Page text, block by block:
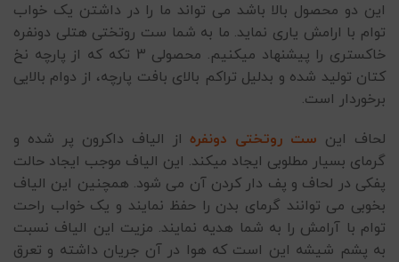
این دو محصول بالا باشد می تواند ما را در داشتن یک خواب
توام با ارامش یاری نماید. ما به شما ست روتختی هتلی دونفره
خاکستری را پیشنهاد میکنیم. محصولی 3 تکه که از پارچه نخ
کتان تولید شده و بدلیل تراکم بالای بافت پارچه، از دوام بالایی
برخوردار است.
لحاف این ست روتختی دونفرهاز الیاف داکرون پر شده و
گرمای بسیار مطلوبی ایجاد میکند. این الیاف موجب ایجاد حالت
پفکی در لحاف و پف دار کردن آن می شود. همچنین این الیاف
بخوبی می توانند گرمای بدن را حفظ نمایند و یک خواب راحت
توام با آرامش را به شما هدیه نمایند. مزیت این الیاف نسبت
به پشم شیشه این است که هوا در آن جریان داشته و تعرق